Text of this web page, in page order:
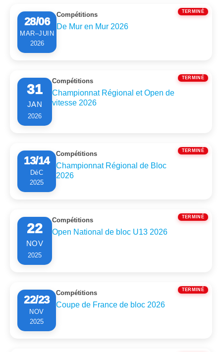
28/06
MAR–JUIN
2026
TERMINÉ
Compétitions
De Mur en Mur 2026
31
JAN
2026
TERMINÉ
Compétitions
Championnat Régional et Open de
vitesse 2026
13/14
DéC
2025
TERMINÉ
Compétitions
Championnat Régional de Bloc
2026
22
NOV
2025
TERMINÉ
Compétitions
Open National de bloc U13 2026
22/23
NOV
2025
TERMINÉ
Compétitions
Coupe de France de bloc 2026